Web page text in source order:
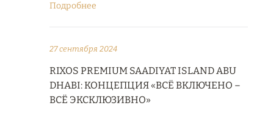
Подробнее
27 сентября 2024
RIXOS PREMIUM SAADIYAT ISLAND ABU
DHABI: КОНЦЕПЦИЯ «ВСЁ ВКЛЮЧЕНО –
ВСЁ ЭКСКЛЮЗИВНО»